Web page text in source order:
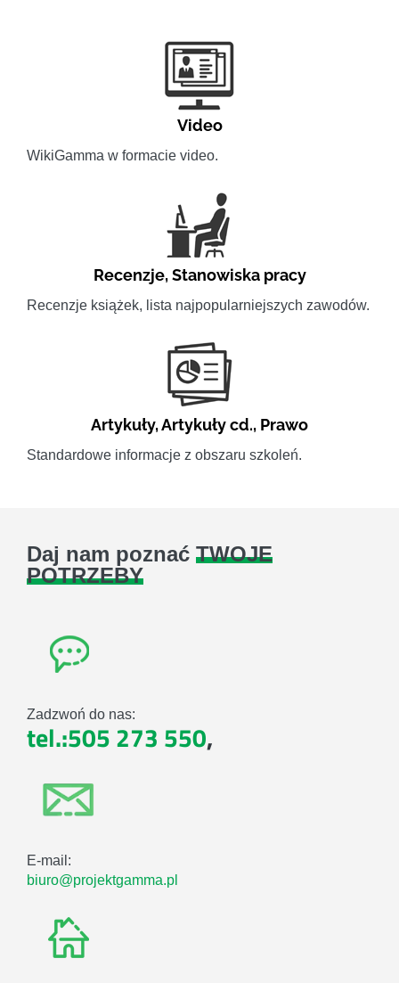
Video
WikiGamma w formacie video.
Recenzje,Stanowiska pracy
Recenzje książek, lista najpopularniejszych zawodów.
Artykuły,Artykuły cd., Prawo
Standardowe informacje z obszaru szkoleń.
Daj nam poznać TWOJE
POTRZEBY
Zadzwoń do nas:
tel.:505 273 550,
E-mail:
biuro@projektgamma.pl